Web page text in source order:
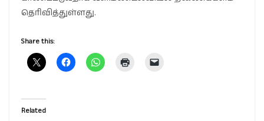
தெரிவித்துள்ளது.
Share this:
Related